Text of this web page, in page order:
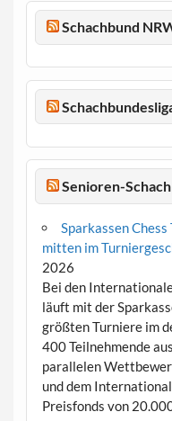
Schachbund
Senioren-Schach
Sparkassen
mitten im
2026
Bei den
läuft mit der
größten Turniere im
400 Teilnehmende
parallelen
und dem
Preisfonds von